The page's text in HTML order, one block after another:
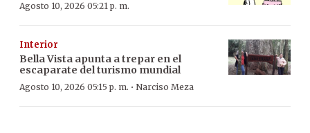
Agosto 10, 2026 05:21 p. m.
Interior
Bella Vista apunta a trepar en el
escaparate del turismo mundial
Agosto 10, 2026 05:15 p. m. · Narciso Meza